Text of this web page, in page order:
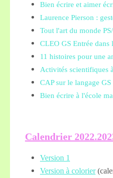
Bien écrire et aimer
Laurence Pierson :
Tout l'art du monde
CLEO GS Entrée dans
11 histoires pour une
Activités scientifiques
CAP sur le langage GS
Bien écrire à l'école
Calendrier
Version 1
Version à colorier